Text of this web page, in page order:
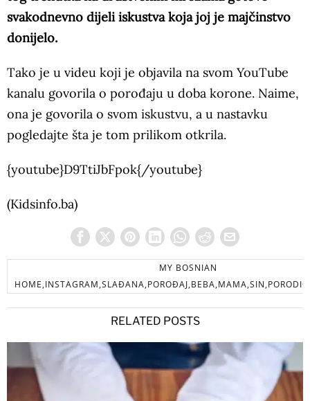
svakodnevno dijeli iskustva koja joj je majčinstvo
donijelo.
Tako je u videu koji je objavila na svom YouTube
kanalu govorila o porođaju u doba korone. Naime,
ona je govorila o svom iskustvu, a u nastavku
pogledajte šta je tom prilikom otkrila.
{youtube}D9TtiJbFpok{/youtube}
(Kidsinfo.ba)
MY BOSNIAN
RELATED POSTS